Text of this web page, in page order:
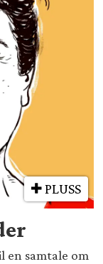
PLUSS
en samtale om